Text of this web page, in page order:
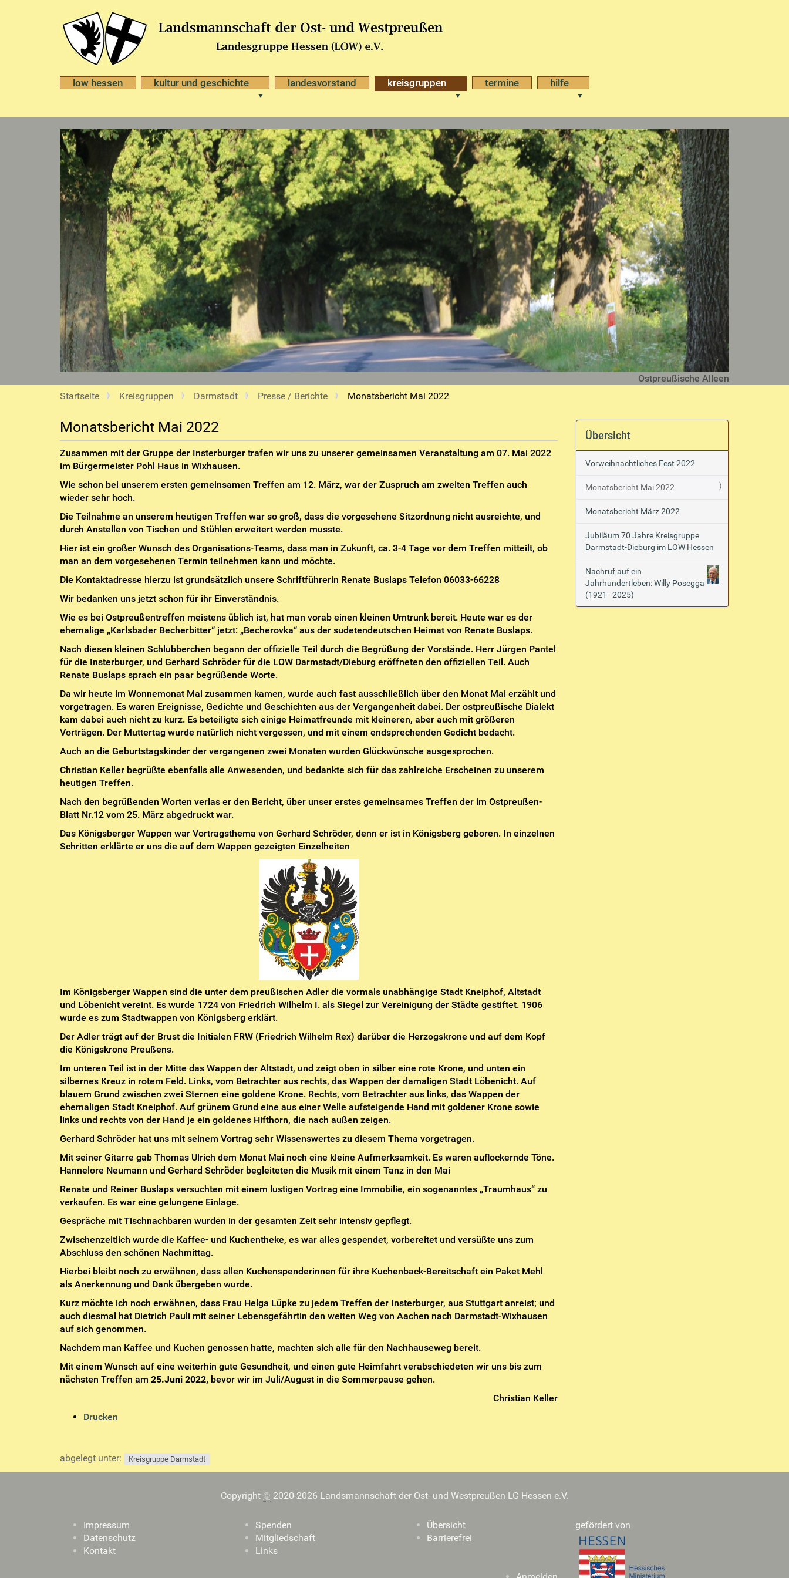
low hessen kultur und geschichte landesvorstand kreisgruppen termine hilfe
Ostpreußische Alleen
S
e
s
i
n
h
i
e
Startseite Kreisgruppen Darmstadt Presse / Berichte Monatsbericht Mai 2022
Monatsbericht Mai 2022
Zusammen mit der Gruppe der Insterburger trafen wir uns zu unserer gemeinsamen Veranstaltung am 07. Mai 2022
im Bürgermeister Pohl Haus in Wixhausen.
Wie schon bei unserem ersten gemeinsamen Treffen am 12. März, war der Zuspruch am zweiten Treffen auch
wieder sehr hoch.
Die Teilnahme an unserem heutigen Treffen war so groß, dass die vorgesehene Sitzordnung nicht ausreichte, und
durch Anstellen von Tischen und Stühlen erweitert werden musste.
Hier ist ein großer Wunsch des Organisations-Teams, dass man in Zukunft, ca. 3-4 Tage vor dem Treffen mitteilt, ob
man an dem vorgesehenen Termin teilnehmen kann und möchte.
Die Kontaktadresse hierzu ist grundsätzlich unsere Schriftführerin Renate Buslaps Telefon 06033-66228
Wir bedanken uns jetzt schon für ihr Einverständnis.
Wie es bei Ostpreußentreffen meistens üblich ist, hat man vorab einen kleinen Umtrunk bereit. Heute war es der
ehemalige „Karlsbader Becherbitter“ jetzt: „Becherovka“ aus der sudetendeutschen Heimat von Renate Buslaps.
Nach diesen kleinen Schlubberchen begann der offizielle Teil durch die Begrüßung der Vorstände. Herr Jürgen Pantel
für die Insterburger, und Gerhard Schröder für die LOW Darmstadt/Dieburg eröffneten den offiziellen Teil. Auch
Renate Buslaps sprach ein paar begrüßende Worte.
Da wir heute im Wonnemonat Mai zusammen kamen, wurde auch fast ausschließlich über den Monat Mai erzählt und
vorgetragen. Es waren Ereignisse, Gedichte und Geschichten aus der Vergangenheit dabei. Der ostpreußische Dialekt
kam dabei auch nicht zu kurz. Es beteiligte sich einige Heimatfreunde mit kleineren, aber auch mit größeren
Vorträgen. Der Muttertag wurde natürlich nicht vergessen, und mit einem endsprechenden Gedicht bedacht.
Auch an die Geburtstagskinder der vergangenen zwei Monaten wurden Glückwünsche ausgesprochen.
Christian Keller begrüßte ebenfalls alle Anwesenden, und bedankte sich für das zahlreiche Erscheinen zu unserem
heutigen Treffen.
Nach den begrüßenden Worten verlas er den Bericht, über unser erstes gemeinsames Treffen der im Ostpreußen-
Blatt Nr.12 vom 25. März abgedruckt war.
Das Königsberger Wappen war Vortragsthema von Gerhard Schröder, denn er ist in Königsberg geboren. In einzelnen
Schritten erklärte er uns die auf dem Wappen gezeigten Einzelheiten
Im Königsberger Wappen sind die unter dem preußischen Adler die vormals unabhängige Stadt Kneiphof, Altstadt
und Löbenicht vereint. Es wurde 1724 von Friedrich Wilhelm I. als Siegel zur Vereinigung der Städte gestiftet. 1906
wurde es zum Stadtwappen von Königsberg erklärt.
Der Adler trägt auf der Brust die Initialen FRW (Friedrich Wilhelm Rex) darüber die Herzogskrone und auf dem Kopf
die Königskrone Preußens.
Im unteren Teil ist in der Mitte das Wappen der Altstadt, und zeigt oben in silber eine rote Krone, und unten ein
silbernes Kreuz in rotem Feld. Links, vom Betrachter aus rechts, das Wappen der damaligen Stadt Löbenicht. Auf
blauem Grund zwischen zwei Sternen eine goldene Krone. Rechts, vom Betrachter aus links, das Wappen der
ehemaligen Stadt Kneiphof. Auf grünem Grund eine aus einer Welle aufsteigende Hand mit goldener Krone sowie
links und rechts von der Hand je ein goldenes Hifthorn, die nach außen zeigen.
Gerhard Schröder hat uns mit seinem Vortrag sehr Wissenswertes zu diesem Thema vorgetragen.
Mit seiner Gitarre gab Thomas Ulrich dem Monat Mai noch eine kleine Aufmerksamkeit. Es waren auflockernde Töne.
Hannelore Neumann und Gerhard Schröder begleiteten die Musik mit einem Tanz in den Mai
Renate und Reiner Buslaps versuchten mit einem lustigen Vortrag eine Immobilie, ein sogenanntes „Traumhaus“ zu
verkaufen. Es war eine gelungene Einlage.
Gespräche mit Tischnachbaren wurden in der gesamten Zeit sehr intensiv gepflegt.
Zwischenzeitlich wurde die Kaffee- und Kuchentheke, es war alles gespendet, vorbereitet und versüßte uns zum
Abschluss den schönen Nachmittag.
Hierbei bleibt noch zu erwähnen, dass allen Kuchenspenderinnen für ihre Kuchenback-Bereitschaft ein Paket Mehl
als Anerkennung und Dank übergeben wurde.
Kurz möchte ich noch erwähnen, dass Frau Helga Lüpke zu jedem Treffen der Insterburger, aus Stuttgart anreist; und
auch diesmal hat Dietrich Pauli mit seiner Lebensgefährtin den weiten Weg von Aachen nach Darmstadt-Wixhausen
auf sich genommen.
Nachdem man Kaffee und Kuchen genossen hatte, machten sich alle für den Nachhauseweg bereit.
Mit einem Wunsch auf eine weiterhin gute Gesundheit, und einen gute Heimfahrt verabschiedeten wir uns bis zum
nächsten Treffen am 25.Juni 2022, bevor wir im Juli/August in die Sommerpause gehen.
Christian Keller
a
Drucken
abgelegt unter: Kreisgruppe Darmstadt
Übersicht
Vorweihnachtliches Fest 2022
Monatsbericht Mai 2022
Monatsbericht März 2022
Jubiläum 70 Jahre Kreisgruppe
Darmstadt-Dieburg im LOW Hessen
Nachruf auf ein
Jahrhundertleben: Willy Posegga
(1921–2025)
Copyright © 2020-2026 Landsmannschaft der Ost- und Westpreußen LG Hessen e.V.
Impressum
Datenschutz
Kontakt
Spenden
Mitgliedschaft
Links
Übersicht
Barrierefrei
gefördert von